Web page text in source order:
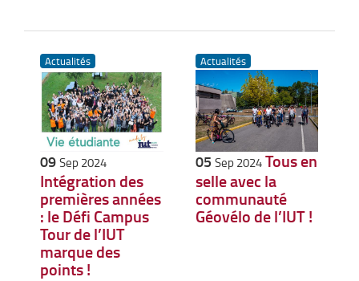
Actualités
09Sep 2024
Intégration des
premières années
: le Défi Campus
Tour de l’IUT
marque des
points !
Actualités
05 Sep 2024 Tous en
selle avec la
communauté
Géovélo de l’IUT !